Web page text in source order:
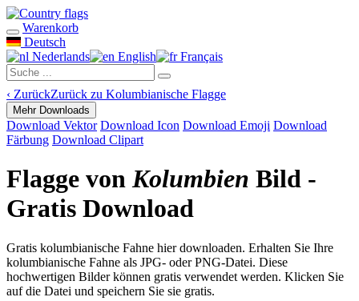
Warenkorb
Deutsch
Nederlands
English Français
‹ ZurückZurück zu Kolumbianische Flagge
Mehr Downloads
Download Vektor Download Icon Download Emoji Download
Färbung Download Clipart
Flagge vonKolumbien Bild -
Gratis Download
Gratis kolumbianische Fahne hier downloaden. Erhalten Sie Ihre
kolumbianische Fahne als JPG- oder PNG-Datei. Diese
hochwertigen Bilder können gratis verwendet werden. Klicken Sie
auf die Datei und speichern Sie sie gratis.